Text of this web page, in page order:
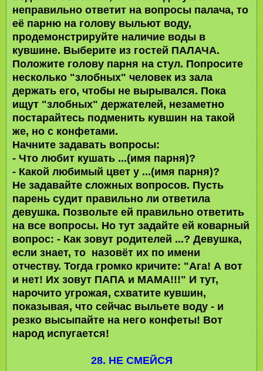
неправильно ответит на вопросы палача, то
её парню на голову выльют воду,
продемонстрируйте наличие воды в
кувшине. Выберите из гостей ПАЛАЧА.
Положите голову парня на стул. Попросите
несколько "злобных" человек из зала
держать его, чтобы не вырывался. Пока
ищут "злобных" держателей, незаметно
постарайтесь подменить кувшин на такой
же, но с конфетами.
Начните задавать вопросы:
- Что любит кушать ...(имя парня)?
- Какой любимый цвет у ...(имя парня)?
Не задавайте сложных вопросов. Пусть
парень судит правильно ли ответила
девушка. Позвольте ей правильно ответить
на все вопросы. Но тут задайте ей коварный
вопрос: - Как зовут родителей ...? Девушка,
если знает, то назовёт их по имени
отчеству. Тогда громко кричите: "Ага! А вот
и нет! Их зовут ПАПА и МАМА!!!" И тут,
нарочито угрожая, схватите кувшин,
показывая, что сейчас выльете воду - и
резко высыпайте на него конфеты! Вот
народ испугается!
28. НЕ СМЕЙСЯ